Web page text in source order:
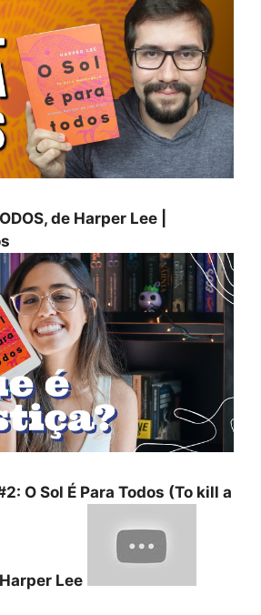
de Harper Lee |
O Sol É Para Todos (To kill a
Lee